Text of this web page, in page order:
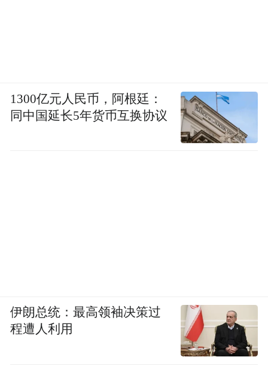
1300亿元人民币，阿根廷：
同中国延长5年货币互换协议
伊朗总统：最高领袖决策过
程遭人利用